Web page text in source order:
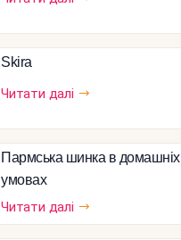
Skira
Читати далі
Пармська шинка в домашніх
умовах
Читати далі